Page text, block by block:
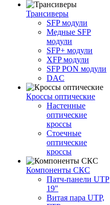
Трансиверы
SFP модули
Медные SFP
модули
SFP+ модули
XFP модули
SFP PON модули
DAC
Кроссы оптические
Настенные
оптические
кроссы
Стоечные
оптические
кроссы
Компоненты СКС
Патч-панели UTP
19"
Витая пара UTP,